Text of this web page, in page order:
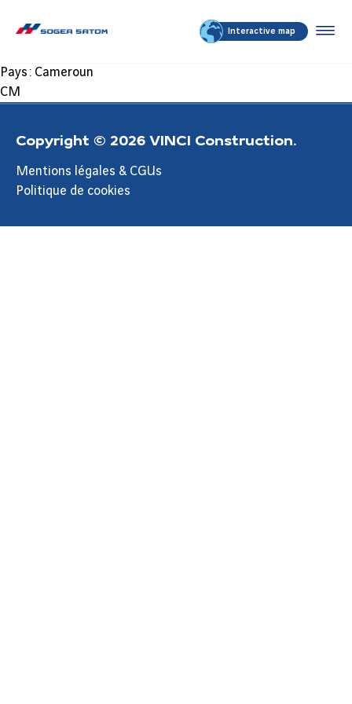
Interactive map
Pays : Cameroun
CM
Copyright © 2026 VINCI Construction.
Mentions légales & CGUs
Politique de cookies